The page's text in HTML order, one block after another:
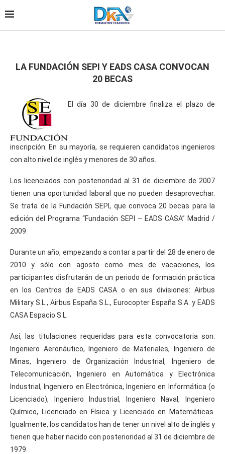
LA FUNDACIÓN SEPI Y EADS CASA CONVOCAN
20 BECAS
El día 30 de diciembre finaliza el plazo de
inscripción. En su mayoría, se requieren candidatos ingenieros
con alto nivel de inglés y menores de 30 años.
Los licenciados con posterioridad al 31 de diciembre de 2007
tienen una oportunidad laboral que no pueden desaprovechar.
Se trata de la Fundación SEPI, que convoca 20 becas para la
edición del Programa “Fundación SEPI – EADS CASA” Madrid /
2009.
Durante un año, empezando a contar a partir del 28 de enero de
2010 y sólo con agosto como mes de vacaciones, los
participantes disfrutarán de un periodo de formación práctica
en los Centros de EADS CASA o en sus divisiones: Airbus
Military S.L., Airbus España S.L., Eurocopter España S.A. y EADS
CASA Espacio S.L.
Así, las titulaciones requeridas para esta convocatoria son:
Ingeniero Aeronáutico, Ingeniero de Materiales, Ingeniero de
Minas, Ingeniero de Organización Industrial, Ingeniero de
Telecomunicación, Ingeniero en Automática y Electrónica
Industrial, Ingeniero en Electrónica, Ingeniero en Informática (o
Licenciado), Ingeniero Industrial, Ingeniero Naval, Ingeniero
Químico, Licenciado en Física y Licenciado en Matemáticas.
Igualmente, los candidatos han de tener un nivel alto de inglés y
tienen que haber nacido con posterioridad al 31 de diciembre de
1979.